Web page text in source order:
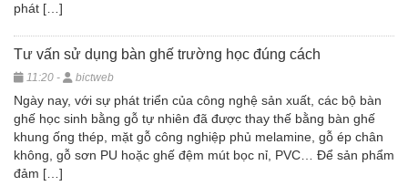
phát […]
Tư vấn sử dụng bàn ghế trường học đúng cách
11:20 - bictweb
Ngày nay, với sự phát triển của công nghệ sản xuất, các bộ bàn
ghế học sinh bằng gỗ tự nhiên đã được thay thế bằng bàn ghế
khung ống thép, mặt gỗ công nghiệp phủ melamine, gỗ ép chân
không, gỗ sơn PU hoặc ghế đệm mút bọc nỉ, PVC… Để sản phẩm
đảm […]